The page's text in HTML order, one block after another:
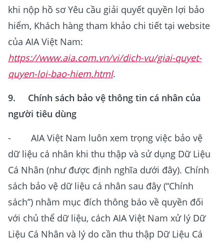
khi nộp hồ sơ Yêu cầu giải quyết quyền lợi bảo
hiểm, Khách hàng tham khảo chi tiết tại website
của AIA Việt Nam:
https://www.aia.com.vn/vi/dich-vu/giai-quyet-
quyen-loi-bao-hiem.html.
9. Chính sách bảo vệ thông tin cá nhân của
người tiêu dùng
- AIA Việt Nam luôn xem trọng việc bảo vệ
dữ liệu cá nhân khi thu thập và sử dụng Dữ Liệu
Cá Nhân (như được định nghĩa dưới đây). Chính
sách bảo vệ dữ liệu cá nhân sau đây (“Chính
sách”) nhằm mục đích thông báo về quyền đối
với chủ thể dữ liệu, cách AIA Việt Nam xử lý Dữ
Liệu Cá Nhân và lý do cần thu thập Dữ Liệu Cá